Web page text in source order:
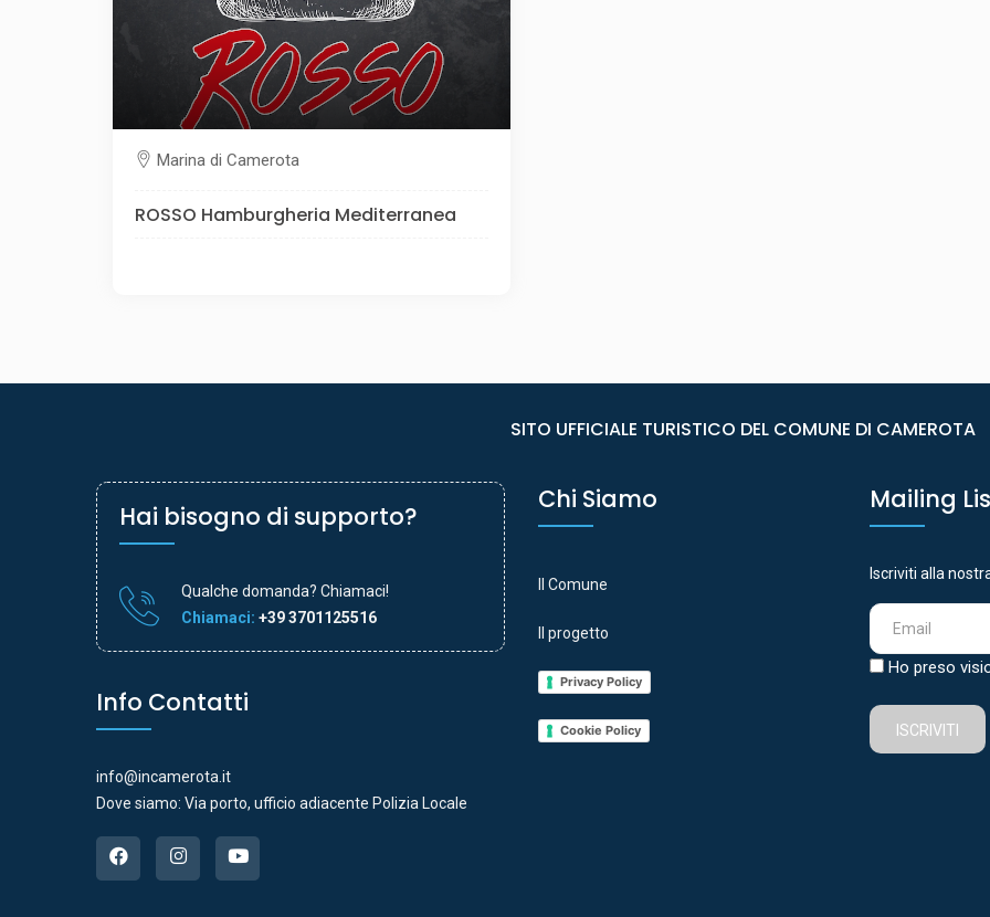
Marina di Camerota
ROSSO Hamburgheria Mediterranea
SITO UFFICIALE TURISTICO DEL COMUNE DI CAMEROTA
Hai bisogno di supporto?
Qualche domanda? Chiamaci!
Chiamaci: +39 3701125516
Info Contatti
info@incamerota.it
Dove siamo: Via porto, ufficio adiacente Polizia Locale
Chi Siamo
Il Comune
Il progetto
Privacy Policy
Cookie Policy
Mailing
Iscriviti alla
Ho preso
ISCRIVITI